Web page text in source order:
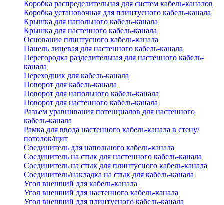
Коробка распределительная для систем кабель-каналов
Коробка установочная для плинтусного кабель-канала
Крышка для напольного кабель-канала
Крышка для настенного кабель-канала
Основание плинтусного кабель-канала
Панель лицевая для настенного кабель-канала
Перегородка разделительная для настенного кабель-
канала
Переходник для кабель-канала
Поворот для кабель-канала
Поворот для напольного кабель-канала
Поворот для настенного кабель-канала
Разъем уравнивания потенциалов для настенного
кабель-канала
Рамка для ввода настенного кабель-канала в стену/
потолок/щит
Соединитель для напольного кабель-канала
Соединитель на стык для настенного кабель-канала
Соединитель на стык для плинтусного кабель-канала
Соединитель/накладка на стык для кабель-канала
Угол внешний для кабель-канала
Угол внешний для настенного кабель-канала
Угол внешний для плинтусного кабель-канала